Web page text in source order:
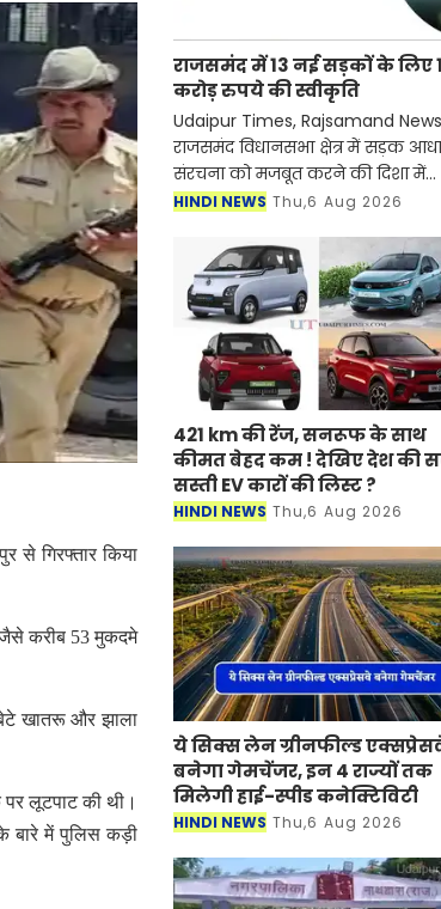
से गिरफ्तार किया
जैसे करीब 53 मुकदमे
खातरू और झाला
लूटपाट की थी।
बारे में पुलिस कड़ी
राजसमंद में 13 नई सड़कों के लिए
करोड़ रुपये की स्वीकृति
Udaipur Times, Rajsamand
राजसमंद विधानसभा क्षेत्र में सड़क
संरचना को मजबूत करने की दिशा में
महत्वपूर्ण उपलब्धि हासिल हुई है। क्षेत्र की
32.75 क
HINDI NEWS Thu,6 Aug 2026
421 km की रेंज, सनरूफ के साथ
कीमत बेहद कम ! देखिए देश की
सस्ती EV कारों की लिस्ट ?
HINDI NEWS Thu,6 Aug 2026
ये सिक्स लेन ग्रीनफील्ड
बनेगा गेमचेंजर, इन 4 राज्यों तक
मिलेगी हाई-स्पीड कनेक्टिविटी
HINDI NEWS Thu,6 Aug 2026